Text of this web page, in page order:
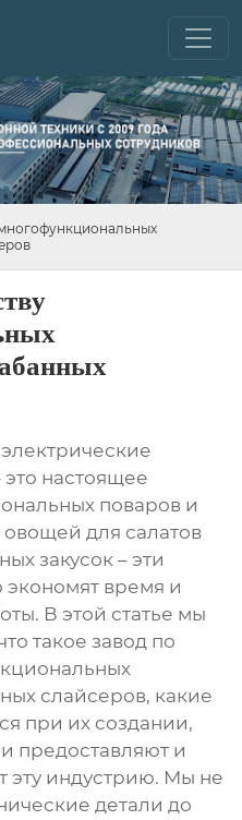
настоящее
поваров и
для салатов
закусок – эти
экономят время и
В этой статье мы
такоезавод по
слайсеров, какие
при их создании,
предоставляют и
эту индустрию. Мы не
детали до